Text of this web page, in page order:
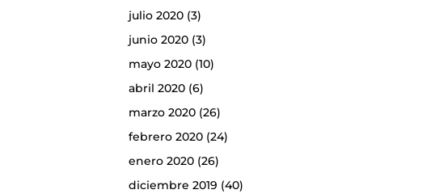
julio 2020(3)
junio 2020(3)
mayo 2020(10)
abril 2020(6)
marzo 2020(26)
febrero 2020(24)
enero 2020(26)
diciembre 2019 (40)